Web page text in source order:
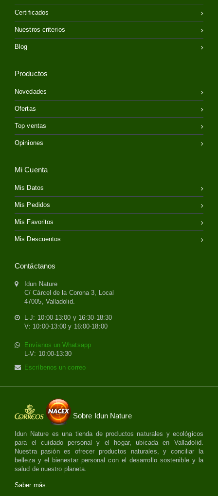
Certificados
Nuestros criterios
Blog
Productos
Novedades
Ofertas
Top ventas
Opiniones
Mi Cuenta
Mis Datos
Mis Pedidos
Mis Favoritos
Mis Descuentos
Contáctanos
Idun Nature
C/ Cárcel de la Corona 3, Local
47005, Valladolid.
L-J: 10:00-13:00 y 16:30-18:30
V: 10:00-13:00 y 16:00-18:00
Envíanos un Whatsapp
L-V: 10:00-13:30
Escríbenos un correo
Sobre Idun Nature
Idun Nature es una tienda de productos naturales y ecológicos
para el cuidado personal y el hogar, ubicada en Valladolid.
Nuestra pasión es ofrecer productos naturales, y conciliar la
belleza y el bienestar personal con el desarrollo sostenible y la
salud de nuestro planeta.
Saber más.